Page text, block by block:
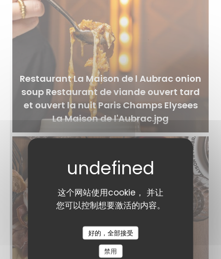
这个网站使用cookie， 并让
您可以控制想要激活的内容。
好的，全部接受
禁用
Restaurant La Maison de l Aubrac onion
soup Restaurant de viande ouvert tard
et ouvert la nuit Paris Champs Elysees
La Maison de l'Aubrac.jpg